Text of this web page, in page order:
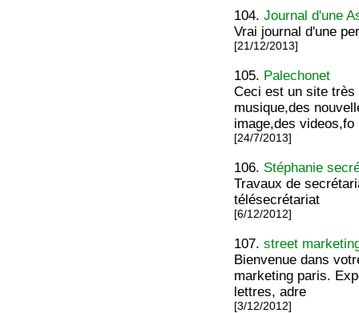
104.Journal d'une
Vrai journal d'une
[21/12/2013]
105. Palechonet
Ceci est un site très
musique,des
image,des videos,fo
[24/7/2013]
106. Stéphanie
Travaux de
télésecrétariat
[6/12/2012]
107.street
Bienvenue dans
marketing paris.
lettres, adre
[3/12/2012]